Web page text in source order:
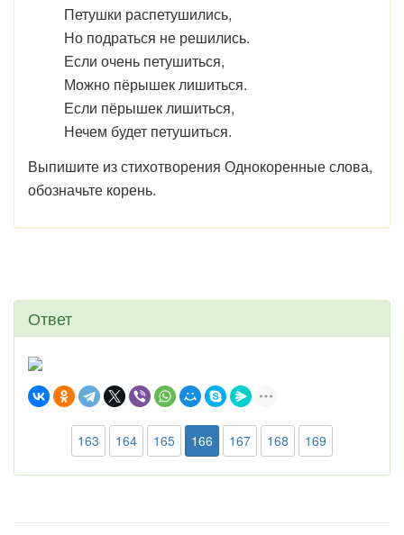
Петушки распетушились,
Но подраться не решились.
Если очень петушиться,
Можно пёрышек лишиться.
Если пёрышек лишиться,
Нечем будет петушиться.
Выпишите из стихотворения Однокоренные слова,
обозначьте корень.
Ответ
163 164 165 166 167 168 169